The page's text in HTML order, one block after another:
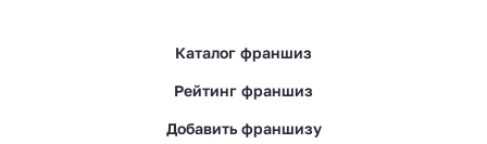
Каталог франшиз
Рейтинг франшиз
Добавить франшизу